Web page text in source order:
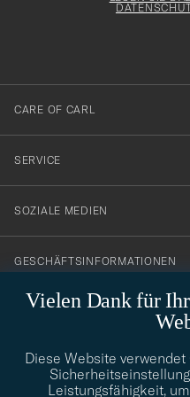
Vielen Dank für Ihr
Diese Website
Leistungsfähigkeit,
dig
till
vårt
nyhetsbrev!
CARE OF CARL
SERVICE
SOZIALE MEDIEN
GESCHÄFTSINFORMATIONEN
Benötigen Sie Hilfe bei der
Wenden Sie sich an uns, wir